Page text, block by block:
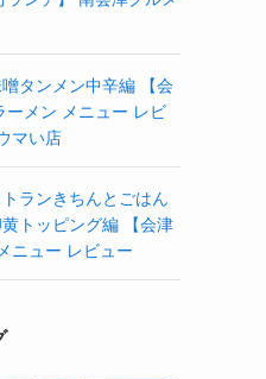
タンメン中辛編 【会
メン メニュー レビ
マい店
ランきちんとごはん
トッピング編 【会津
ニュー レビュー